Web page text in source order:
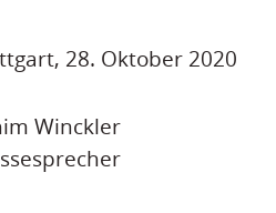
28. Oktober 2020
Winckler